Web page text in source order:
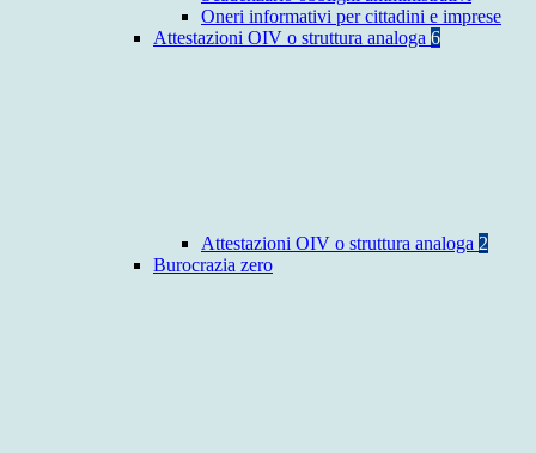
Oneri informativi per cittadini e imprese
Attestazioni OIV o struttura analoga 6
Attestazioni OIV o struttura analoga 2
Burocrazia zero